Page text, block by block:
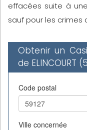
effacées suite à
sauf pour les crimes
Obtenir un
de ELINCOURT
Code postal
Ville concernée